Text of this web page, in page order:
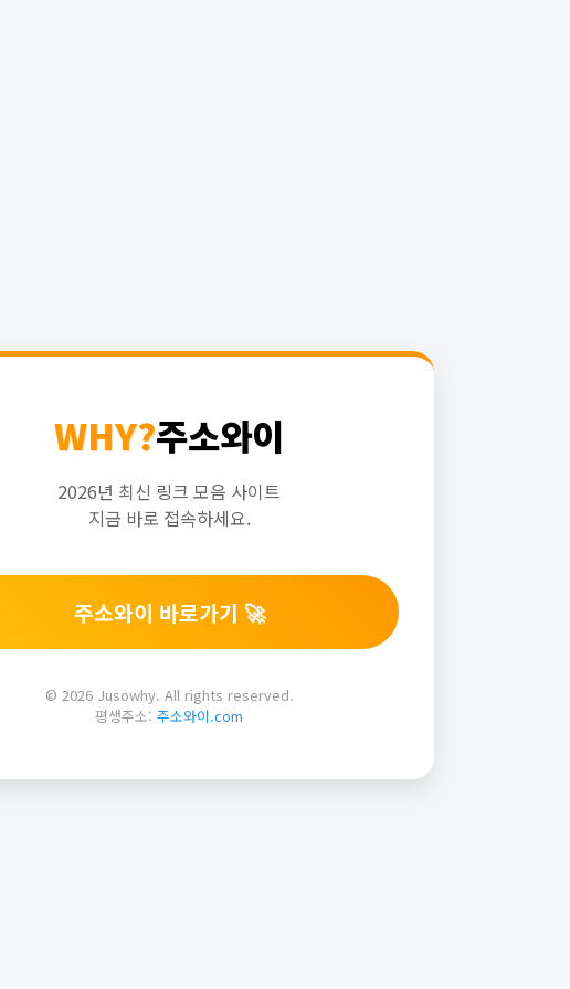
WHY?주소와이
2026년 최신 링크 모음 사이트
지금 바로 접속하세요.
주소와이 바로가기 🚀
© 2026 Jusowhy. All rights reserved.
평생주소: 주소와이.com